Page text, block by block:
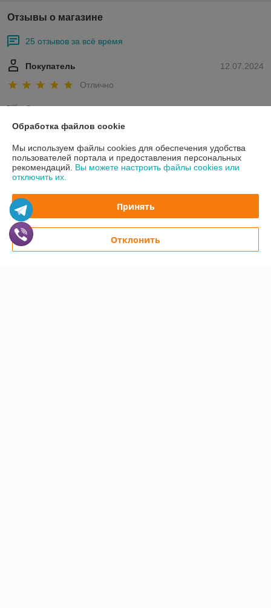
Отзывы о магазине
25 отзывов за всё время
12.07.2024
Покупатель
Отлично
Сделка подтверждена через корзину
10.11.2022
Владимир
Отлично
О нас
Обработка файлов cookie
Мы используем файлы cookies для обеспечения удобства
пользователей портала и предоставления персональных
рекомендаций. Вы можете настроить файлы cookies или
отключить их.
Принять
Отклонить